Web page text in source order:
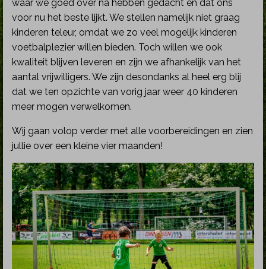
waar we goed over na hebben gedacht en dat ons
voor nu het beste lijkt. We stellen namelijk niet graag
kinderen teleur, omdat we zo veel mogelijk kinderen
voetbalplezier willen bieden. Toch willen we ook
kwaliteit blijven leveren en zijn we afhankelijk van het
aantal vrijwilligers. We zijn desondanks al heel erg blij
dat we ten opzichte van vorig jaar weer 40 kinderen
meer mogen verwelkomen.
Wij gaan volop verder met alle voorbereidingen en zien
jullie over een kleine vier maanden!